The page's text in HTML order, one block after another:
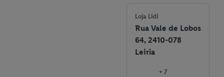
Loja Lidl
Rua Vale de Lobos
64, 2410-078
Leiria
+ 7